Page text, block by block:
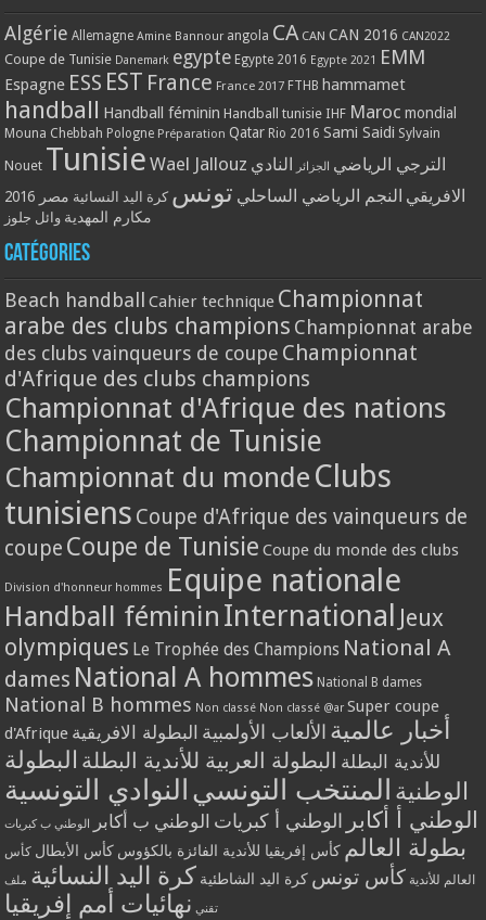
Algérie Allemagne Amine Bannour angola CA CAN CAN 2016 CAN2022
Coupe de Tunisie Danemark egypte Egypte 2016 Egypte 2021 EMM
Espagne ESS EST France France 2017 FTHB hammamet
handball Handball féminin Handball tunisie IHF Maroc mondial
Mouna Chebbah Pologne Préparation Qatar Rio 2016 Sami Saidi Sylvain
Nouet Tunisie Wael Jallouz الترجي الرياضي الجزائر
النادي
الافريقي النجم الرياضي الساحلي تونس كرة اليد النسائية مصر 2016
مكارم المهدية وائل جلوز
Catégories
Beach handball Cahier technique Championnat
arabe des clubs champions Championnat arabe
des clubs vainqueurs de coupe Championnat
d'Afrique des clubs champions
Championnat d'Afrique des nations
Championnat de Tunisie
Championnat du monde Clubs
tunisiens Coupe d'Afrique des vainqueurs de
coupe Coupe de Tunisie Coupe du monde des clubs
Division d'honneur hommes Equipe nationale
Handball féminin International Jeux
olympiques Le Trophée des Champions National A
dames National A hommes National B dames
National B hommes Non classé Non classé @ar Super coupe
d'Afrique
أخبار عالمية الألعاب الأولمبية البطولة الافريقية
للأندية البطلة البطولة العربية للأندية البطلة البطولة
الوطنية المنتخب التونسي النوادي التونسية
الوطني أ أكابر الوطني أ كبريات الوطني ب أكابر الوطني ب كبريات
بطولة العالم كأس إفريقيا للأندية الفائزة بالكؤوس كأس الأبطال كأس
العالم للأندية كأس تونس كرة اليد الشاطئية كرة اليد النسائية ملف
تقني نهائيات أمم إفريقيا